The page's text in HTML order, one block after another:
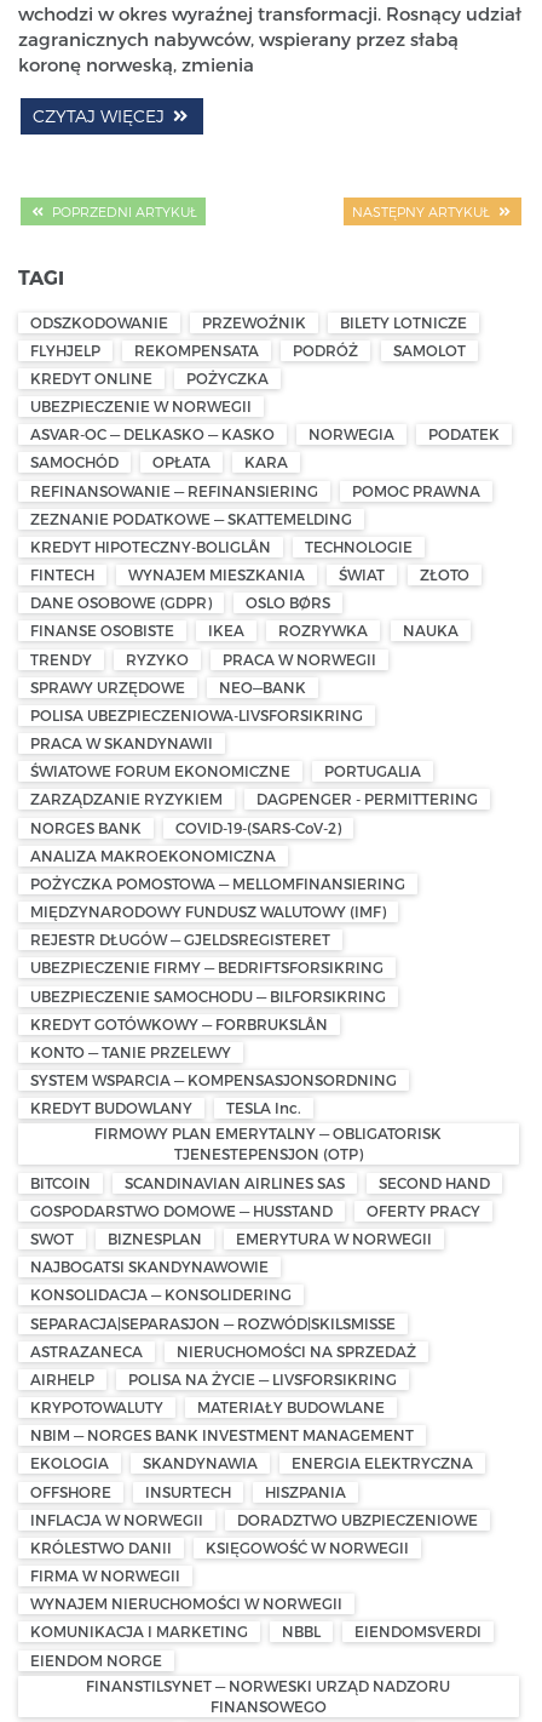
wchodzi w okres wyraźnej transformacji. Rosnący udział
zagranicznych nabywców, wspierany przez słabą
koronę norweską, zmienia
CZYTAJ WIĘCEJ
POPRZEDNI ARTYKUŁ NASTĘPNY ARTYKUŁ
TAGI
ODSZKODOWANIE PRZEWOŹNIK
BILETY LOTNICZE
FLYHJELP
REKOMPENSATA PODRÓŻ
SAMOLOT
KREDYT ONLINE
POŻYCZKA
UBEZPIECZENIE W NORWEGII
ASVAR-OC — DELKASKO — KASKO
NORWEGIA
PODATEK
SAMOCHÓD
OPŁATA
KARA
REFINANSOWANIE — REFINANSIERING
POMOC PRAWNA
ZEZNANIE PODATKOWE — SKATTEMELDING
KREDYT HIPOTECZNY-BOLIGLÅN
TECHNOLOGIE
FINTECH
WYNAJEM MIESZKANIA ŚWIAT
ZŁOTO
DANE OSOBOWE (GDPR)
OSLO BØRS
FINANSE OSOBISTE
IKEA ROZRYWKA
NAUKA
TRENDY
RYZYKO
PRACA W NORWEGII
SPRAWY URZĘDOWE
NEO—BANK
POLISA UBEZPIECZENIOWA-LIVSFORSIKRING
PRACA W SKANDYNAWII
ŚWIATOWE FORUM EKONOMICZNE
PORTUGALIA
ZARZĄDZANIE RYZYKIEM
DAGPENGER - PERMITTERING
NORGES BANK
COVID-19-(SARS-CoV-2)
ANALIZA MAKROEKONOMICZNA
POŻYCZKA POMOSTOWA — MELLOMFINANSIERING
MIĘDZYNARODOWY FUNDUSZ WALUTOWY (IMF)
REJESTR DŁUGÓW — GJELDSREGISTERET
UBEZPIECZENIE FIRMY — BEDRIFTSFORSIKRING
UBEZPIECZENIE SAMOCHODU — BILFORSIKRING
KREDYT GOTÓWKOWY — FORBRUKSLÅN
KONTO — TANIE PRZELEWY
SYSTEM WSPARCIA — KOMPENSASJONSORDNING
KREDYT BUDOWLANY
TESLA Inc.
FIRMOWY PLAN EMERYTALNY — OBLIGATORISK
TJENESTEPENSJON (OTP)
BITCOIN
SCANDINAVIAN AIRLINES SAS
SECOND HAND
GOSPODARSTWO DOMOWE — HUSSTAND
OFERTY PRACY
SWOT
BIZNESPLAN
EMERYTURA W NORWEGII
NAJBOGATSI SKANDYNAWOWIE
KONSOLIDACJA — KONSOLIDERING
SEPARACJA|SEPARASJON — ROZWÓD|SKILSMISSE
ASTRAZANECA
NIERUCHOMOŚCI NA SPRZEDAŻ
AIRHELP
POLISA NA ŻYCIE — LIVSFORSIKRING
KRYPOTOWALUTY
MATERIAŁY BUDOWLANE
NBIM — NORGES BANK INVESTMENT MANAGEMENT
EKOLOGIA
SKANDYNAWIA
ENERGIA ELEKTRYCZNA
OFFSHORE
INSURTECH
HISZPANIA
INFLACJA W NORWEGII
DORADZTWO UBZPIECZENIOWE
KRÓLESTWO DANII
KSIĘGOWOŚĆ W NORWEGII
FIRMA W NORWEGII
WYNAJEM NIERUCHOMOŚCI W NORWEGII
KOMUNIKACJA I MARKETING
NBBL
EIENDOMSVERDI
EIENDOM NORGE
FINANSTILSYNET — NORWESKI URZĄD NADZORU
FINANSOWEGO